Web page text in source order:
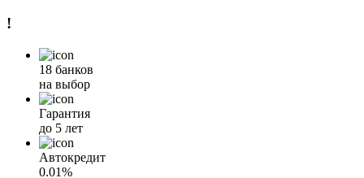
!
18 банков
на выбор
Гарантия
до 5 лет
Автокредит
0.01%